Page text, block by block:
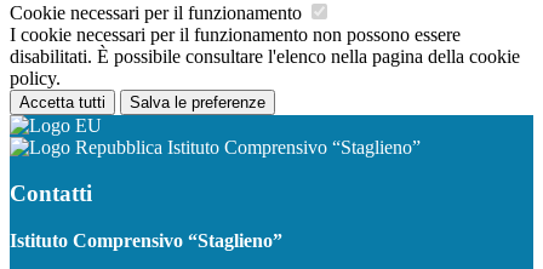
Cookie necessari per il funzionamento
I cookie necessari per il funzionamento non possono essere
disabilitati. È possibile consultare l'elenco nella pagina della cookie
policy.
Accetta tutti Salva le preferenze
Istituto Comprensivo “Staglieno”
Contatti
Istituto Comprensivo “Staglieno”